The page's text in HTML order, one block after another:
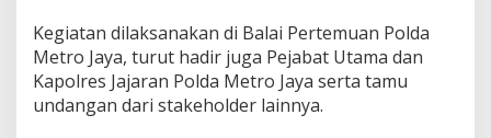
Kegiatan dilaksanakan di Balai Pertemuan Polda
Metro Jaya, turut hadir juga Pejabat Utama dan
Kapolres Jajaran Polda Metro Jaya serta tamu
undangan dari stakeholder lainnya.